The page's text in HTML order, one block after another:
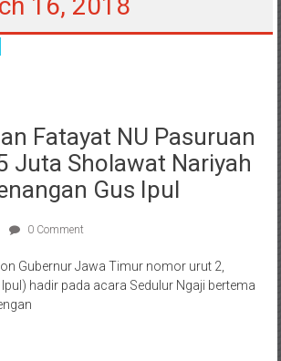
16, 2018
Fatayat NU Pasuruan
Juta Sholawat Nariyah
Gus Ipul
0 Comment
Gubernur Jawa Timur nomor urut 2,
hadir pada acara Sedulur Ngaji bertema